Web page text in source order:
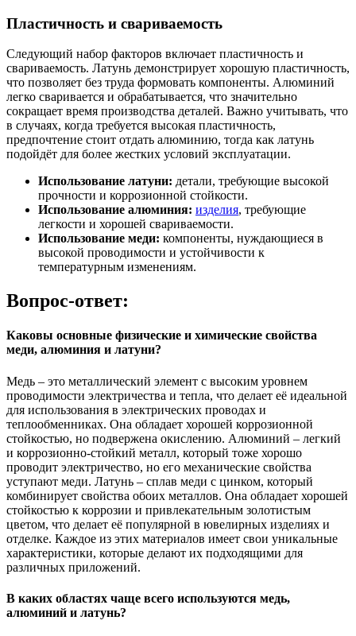
Пластичность и свариваемость
Следующий набор факторов включает пластичность и
свариваемость. Латунь демонстрирует хорошую пластичность,
что позволяет без труда формовать компоненты. Алюминий
легко сваривается и обрабатывается, что значительно
сокращает время производства деталей. Важно учитывать, что
в случаях, когда требуется высокая пластичность,
предпочтение стоит отдать алюминию, тогда как латунь
подойдёт для более жестких условий эксплуатации.
Использование латуни: детали, требующие высокой
прочности и коррозионной стойкости.
Использование алюминия: изделия, требующие
легкости и хорошей свариваемости.
Использование меди: компоненты, нуждающиеся в
высокой проводимости и устойчивости к
температурным изменениям.
Вопрос-ответ:
Каковы основные физические и химические свойства
меди, алюминия и латуни?
Медь – это металлический элемент с высоким уровнем
проводимости электричества и тепла, что делает её идеальной
для использования в электрических проводах и
теплообменниках. Она обладает хорошей коррозионной
стойкостью, но подвержена окислению. Алюминий – легкий
и коррозионно-стойкий металл, который тоже хорошо
проводит электричество, но его механические свойства
уступают меди. Латунь – сплав меди с цинком, который
комбинирует свойства обоих металлов. Она обладает хорошей
стойкостью к коррозии и привлекательным золотистым
цветом, что делает её популярной в ювелирных изделиях и
отделке. Каждое из этих материалов имеет свои уникальные
характеристики, которые делают их подходящими для
различных приложений.
В каких областях чаще всего используются медь,
алюминий и латунь?